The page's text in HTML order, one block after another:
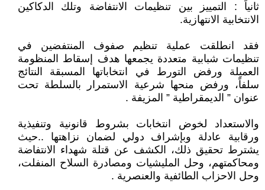
ثانياً : التمييز بين تنظيمات الانتفاضة وتلك الدكاكين
الانتخابية الانتهازية.
فقد انطلقت عملية تنظيم صفوف المنتفضين في
تنظيمات شبابية متعددة يجمعها هدف إسقاط المنظومة
العميلة ورفض التورط في انتخاباتها المسبقة النتائج
سلفاً، ورفض منحها شرعية الاستمرار بالسلطة تحت
عنوان ” الديمقراطية ” المزيفة .
والاستعداد لخوض انتخابات بشروط قانونية وتنفيذية
ورقابية عادلة وبإشراف دولي لضمان نزاهتها ..حيث
يشترط تحقيق ذلك، الكشف عن قتلة شهداء الانتفاضة
ومحاكمتهم، وحل المليشيات ومصادرة السلاح المنفلت،
وحل الاحزاب الطائفية والعنصرية .